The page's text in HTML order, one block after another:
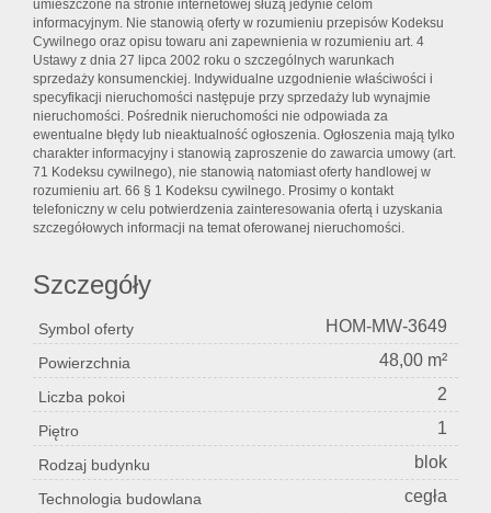
umieszczone na stronie internetowej służą jedynie celom
informacyjnym. Nie stanowią oferty w rozumieniu przepisów Kodeksu
Cywilnego oraz opisu towaru ani zapewnienia w rozumieniu art. 4
Ustawy z dnia 27 lipca 2002 roku o szczególnych warunkach
sprzedaży konsumenckiej. Indywidualne uzgodnienie właściwości i
specyfikacji nieruchomości następuje przy sprzedaży lub wynajmie
nieruchomości. Pośrednik nieruchomości nie odpowiada za
ewentualne błędy lub nieaktualność ogłoszenia. Ogłoszenia mają tylko
charakter informacyjny i stanowią zaproszenie do zawarcia umowy (art.
71 Kodeksu cywilnego), nie stanowią natomiast oferty handlowej w
rozumieniu art. 66 § 1 Kodeksu cywilnego. Prosimy o kontakt
telefoniczny w celu potwierdzenia zainteresowania ofertą i uzyskania
szczegółowych informacji na temat oferowanej nieruchomości.
Szczegóły
Symbol oferty HOM-MW-3649
Powierzchnia 48,00 m²
Liczba pokoi 2
Piętro 1
Rodzaj budynku blok
Technologia budowlana cegła